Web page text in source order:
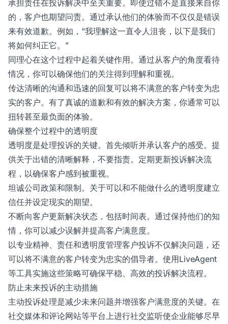
承担责任在投诉解决中至关重要。即使过错不是直接来自你
的，客户也期望问责。通过承认他们的体验而不仅仅是错误
来有效道歉。例如，“我理解这一直令人沮丧，以下是我们
将如何纠正它。”
同理心在这个过程中起着关键作用。通过从客户的角度看待
情况，你可以确保他们的关注得到理解和重视。
传达清晰的沟通和迅速的回复可以将不满意的客户转变为忠
实的客户。有了真诚的道歉和有效的解决方案，你通常可以
扭转甚至最负面的体验。
确保整个过程中的透明度
透明度是处理投诉的关键。首先倾听并承认客户的感受。提
供关于出错的清晰解释，不要指责。定期更新投诉解决流
程，以确保客户感到被重视。
坦诚公司政策和限制。关于可以和不能做什么的透明度建立
信任并设定现实的期望。
不断向客户更新解决状态，包括时间表。通过保持他们的知
情，你可以减少误解并提高客户满意度。
以专业精神、责任和透明度管理客户投诉不仅解决问题，还
可以将不满意的客户转变为忠实的倡导者。使用LiveAgent
等工具实施这些策略可确保平稳、高效的投诉解决流程。
防止未来投诉的主动措施
主动投诉处理是减少未来问题并增强客户满意度的关键。在
社交媒体和评论网站等平台上进行社交监听使企业能够尽早